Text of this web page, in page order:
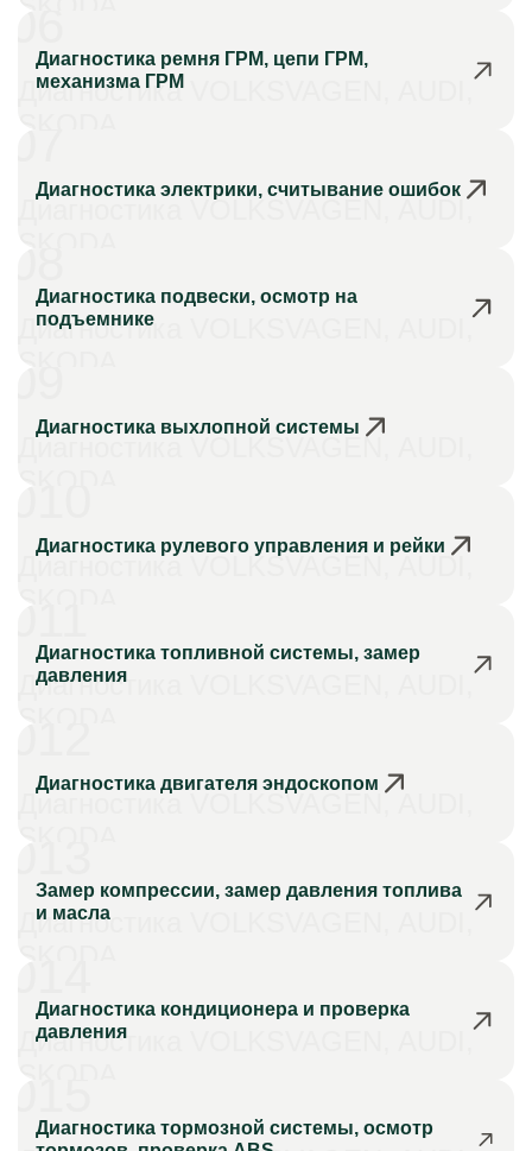
Диагностика VOLKSVAGEN, AUDI,
Диагностика ремня ГРМ, цепи ГРМ,
механизма ГРМ
Диагностика VOLKSVAGEN, AUDI,
Диагностика электрики, считывание ошибок
Диагностика VOLKSVAGEN, AUDI,
Диагностика подвески, осмотр на
подъемнике
Диагностика VOLKSVAGEN, AUDI,
Диагностика выхлопной системы
Диагностика VOLKSVAGEN, AUDI,
Диагностика рулевого управления и рейки
Диагностика VOLKSVAGEN, AUDI,
Диагностика топливной системы, замер
давления
Диагностика VOLKSVAGEN, AUDI,
Диагностика двигателя эндоскопом
Диагностика VOLKSVAGEN, AUDI,
Замер компрессии, замер давления топлива
и масла
Диагностика VOLKSVAGEN, AUDI,
Диагностика кондиционера и проверка
давления
Диагностика тормозной системы, осмотр